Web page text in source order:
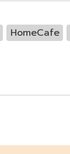
HomeCafe